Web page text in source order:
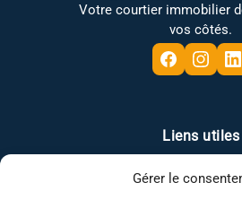
Gérer le
Votre courtier immobilier
vos côtés.
Liens utiles
Mentions légales